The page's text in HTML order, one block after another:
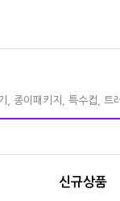
신규상품